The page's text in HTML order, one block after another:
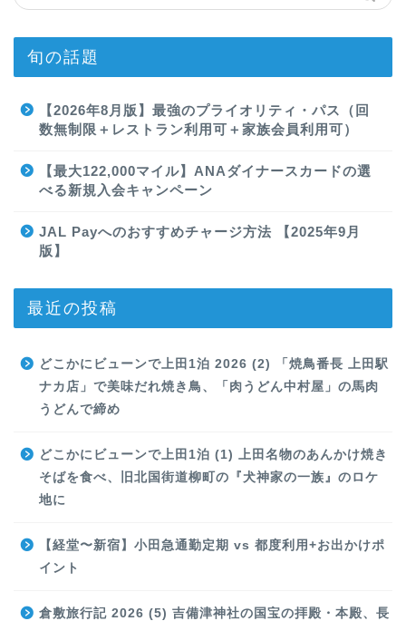
旬の話題
【2026年8月版】最強のプライオリティ・パス（回
数無制限＋レストラン利用可＋家族会員利用可）
【最大122,000マイル】ANAダイナースカードの選
べる新規入会キャンペーン
JAL Payへのおすすめチャージ方法 【2025年9月
版】
最近の投稿
どこかにビューンで上田1泊 2026 (2) 「焼鳥番長 上田駅
ナカ店」で美味だれ焼き鳥、「肉うどん中村屋」の馬肉
うどんで締め
どこかにビューンで上田1泊 (1) 上田名物のあんかけ焼き
そばを食べ、旧北国街道柳町の『犬神家の一族』のロケ
地に
【経堂〜新宿】小田急通勤定期 vs 都度利用+お出かけポ
イント
倉敷旅行記 2026 (5) 吉備津神社の国宝の拝殿・本殿、長